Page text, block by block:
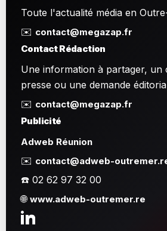
Toute l'actualité média en
✉️ contact@megazap.fr
Contact Rédaction
Une information à partager, un
presse ou une demande
✉️ contact@megazap.fr
Publicité
Adweb Réunion
✉️ contact@adweb-
☎️ 02 62 97 32 00
🌐www.adweb-outremer.re